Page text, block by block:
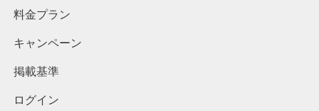
料金プラン
キャンペーン
掲載基準
ログイン